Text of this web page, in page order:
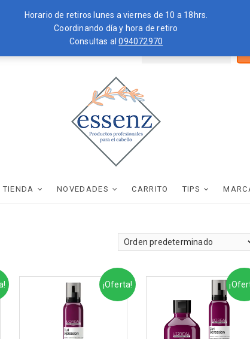
Horario de retiros lunes a viernes de 10 a 18hrs.
Coordinando día y hora de retiro
Consultas al094072970
por:
essenz
TIENDA NOVEDADES CARRITO TIPS
¡Oferta!